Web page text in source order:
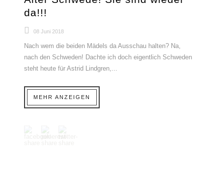
da!!!
08 Juni 2018
Nach wem die beiden Mädels da Ausschau halten? Na,
nach den Schweden! Dachte ich doch eigentlich Schweden
steht heute für Astrid Lindgren,...
MEHR ANZEIGEN